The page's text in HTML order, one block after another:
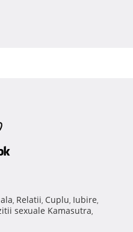
, Relatii, Cuplu, Iubire,
sexuale Kamasutra,